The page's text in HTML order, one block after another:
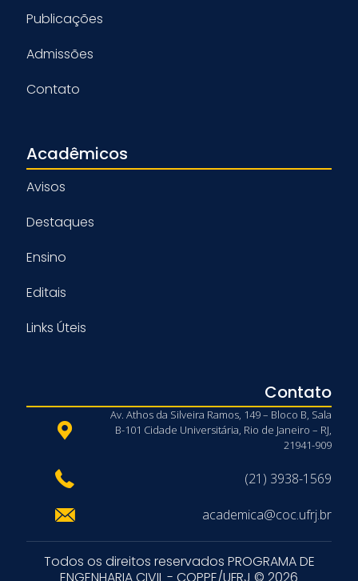
Publicações
Admissões
Contato
Acadêmicos
Avisos
Destaques
Ensino
Editais
Links Úteis
Contato
Av. Athos da Silveira Ramos, 149 – Bloco B, Sala
B-101 Cidade Universitária, Rio de Janeiro – RJ,
21941-909
(21) 3938-1569
academica@coc.ufrj.br
Todos os direitos reservados PROGRAMA DE